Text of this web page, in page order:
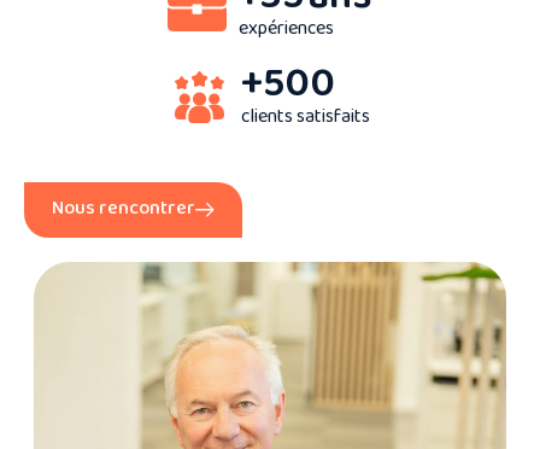
expériences
+500
clients satisfaits
Nous rencontrer